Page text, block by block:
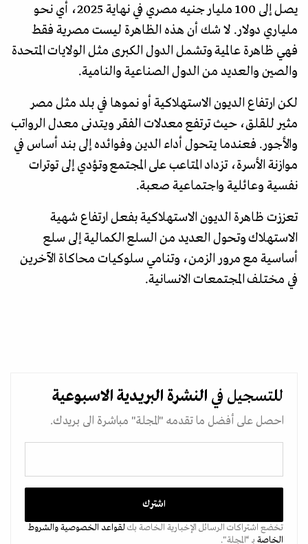
يصل إلى 100 مليار جنيه مصري في نهاية 2025، أي نحو
ملياري دولار. لا شك أن هذه الظاهرة ليست مصرية فقط
فهي ظاهرة عالمية وتشمل الدول الكبرى مثل الولايات المتحدة
والصين والعديد من الدول الصناعية والنامية.
لكن ارتفاع الديون الاستهلاكية أو نموها في بلد مثل مصر
مثير للقلق، حيث ترتفع معدلات الفقر ويتدنى معدل الرواتب
والأجور. فعندما يتحول أداء الدين وفوائده إلى بند أساس في
موازنة الأسرة، تزداد المتاعب على المجتمع وتؤدي إلى توترات
نفسية وعائلية واجتماعية صعبة.
تعززت ظاهرة الديون الاستهلاكية بفعل ارتفاع شهية
الاستهلاك وتحول العديد من السلع الكمالية إلى سلع
أساسية مع مرور الزمن، وتنامي سلوكيات محاكاة الآخرين
في مختلف المجتمعات الانسانية.
للتسجيل في النشرة البريدية الاسبوعية
احصل على أفضل ما تقدمه "المجلة" مباشرة الى بريدك.
تخضع اشتراكات الرسائل الإخبارية الخاصة بكلقواعد الخصوصيةوالشروط
الخاصة بـ “المجلة".